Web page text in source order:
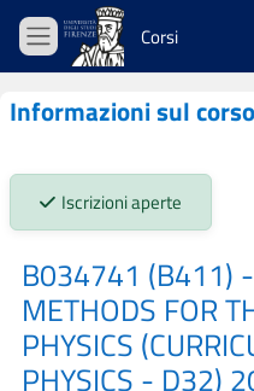
Vai al contenuto principale
Pannello laterale
Corsi
Informazioni sul corso
Stato iscrizioni:
Iscrizioni aperte
B034741 (B411)
METHODS FOR
PHYSICS
PHYSICS - D32)